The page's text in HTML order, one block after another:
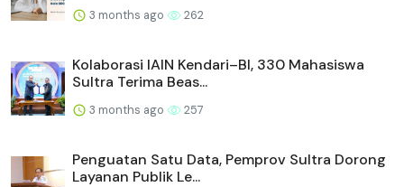
3 months ago 262
Kolaborasi IAIN Kendari–BI, 330 Mahasiswa
Sultra Terima Beas...
3 months ago 257
Penguatan Satu Data, Pemprov Sultra Dorong
Layanan Publik Le...